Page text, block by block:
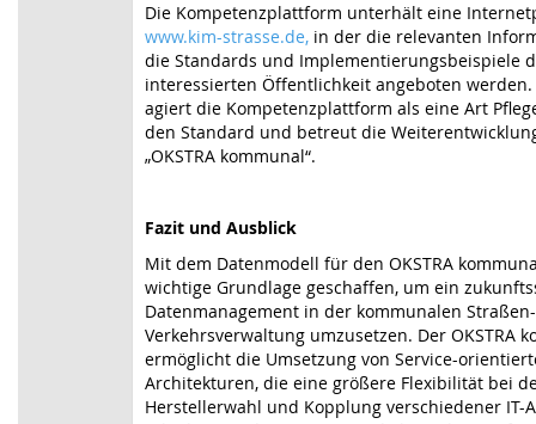
Die Kompetenzplattform unterhält eine
www.kim-strasse.de, in der die relevanten
die Standards und Implementierungsbeispiele
interessierten Öffentlichkeit angeboten
agiert die Kompetenzplattform als eine Art
den Standard und betreut die
„OKSTRA kommunal“.
Fazit und Ausblick
Mit dem Datenmodell für den OKSTRA
wichtige Grundlage geschaffen, um ein
Datenmanagement in der kommunalen
Verkehrsverwaltung umzusetzen. Der OKSTRA
ermöglicht die Umsetzung von Service-
Architekturen, die eine größere Flexibilität bei
Herstellerwahl und Kopplung verschiedener IT-